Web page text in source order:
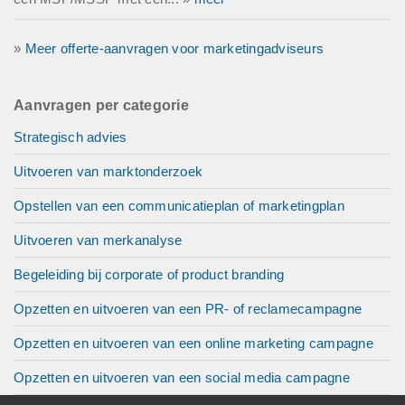
» Meer offerte-aanvragen voor marketingadviseurs
Aanvragen per categorie
Strategisch advies
Uitvoeren van marktonderzoek
Opstellen van een communicatieplan of marketingplan
Uitvoeren van merkanalyse
Begeleiding bij corporate of product branding
Opzetten en uitvoeren van een PR- of reclamecampagne
Opzetten en uitvoeren van een online marketing campagne
Opzetten en uitvoeren van een social media campagne